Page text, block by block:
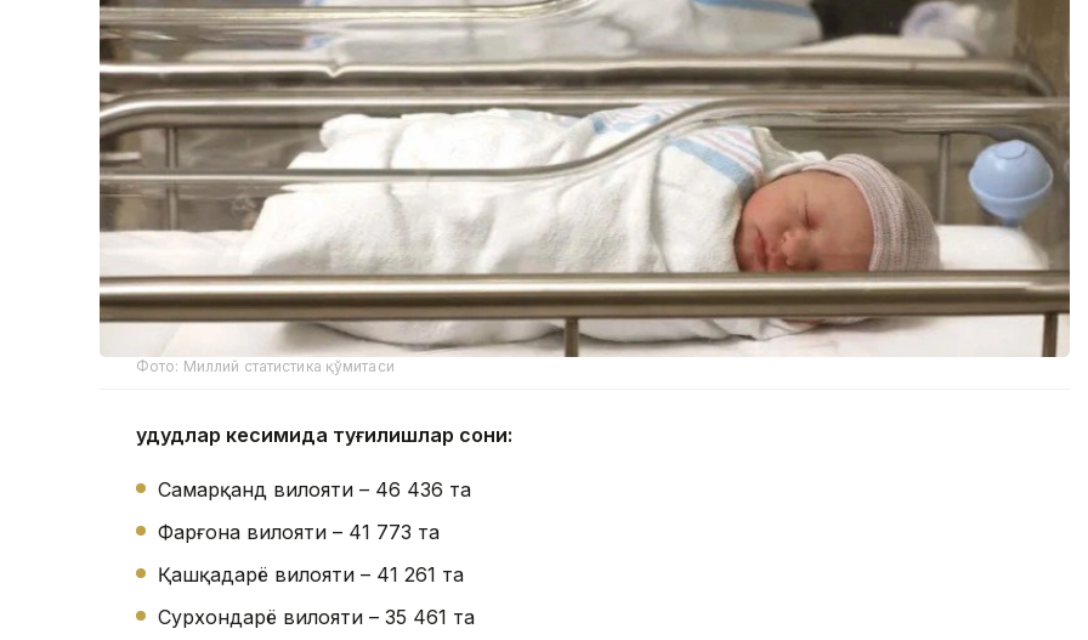
Фото: Миллий статистика қўмитаси
Ҳудудлар кесимида туғилишлар сони:
Самарқанд вилояти – 46 436 та
Фарғона вилояти – 41 773 та
Қашқадарё вилояти – 41 261 та
Сурхондарё вилояти – 35 461 та